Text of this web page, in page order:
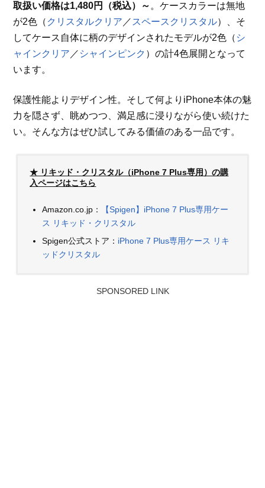
取扱い価格は1,480円（税込）～ 。ケースカラーは無地
が2色（ クリスタルクリア ／ スペースクリスタル）、そ
してケース自体に柄のデザインされたモデルが2色（ シ
ャインクリア ／ シャインピンク ）の計4色展開となって
います。
保護性能よりデザイン性。そして何よりiPhone本体の魅
力を隠さず、眺めつつ、満足感に浸りながら使い続けた
い。そんな方はぜひ試してみる価値のある一品です。
★ リキッド・クリスタル（iPhone 7 Plus専用）の購
入ページはこちら
Amazon.co.jp：
【Spigen】iPhone 7 Plus専用ケー
ス リキッド・クリスタル
Spigen公式ストア： iPhone 7 Plus専用ケース リキ
ッドクリスタル
SPONSORED LINK